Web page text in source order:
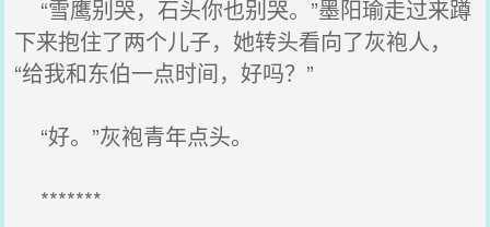
“雪鹰别哭，石头你也别哭。”墨阳瑜走过来蹲
下来抱住了两个儿子，她转头看向了灰袍人，
“给我和东伯一点时间，好吗？”
“好。”灰袍青年点头。
*******